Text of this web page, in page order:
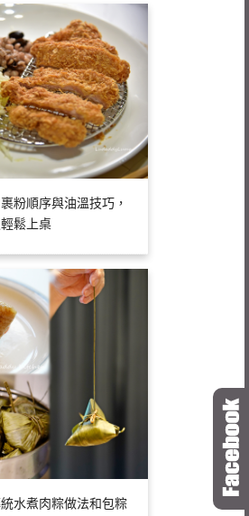
粉順序與油溫技巧，
鬆上桌
水煮肉粽做法和包粽